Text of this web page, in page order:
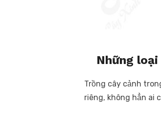
Những
Trồng cây cảnh
riêng, không hẳn ai